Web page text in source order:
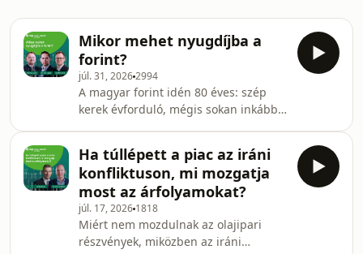
Mikor mehet nyugdíjba a
forint?
júl. 31, 20262994
A magyar forint idén 80 éves: szép
kerek évforduló, mégis sokan inkább
is az euróbevezetésen, ám ehhez
rendkívül szigorú kritériumokat kell
teljesíteni az államadósság, az infláció
és a költségvetési hiány terén. Az
epizódban szóba kerül még az is,
hogy ki lehet a Hormuzi-szoros körüli
Ha túllépett a piac az iráni
konfliktuson, mi mozgatja
most az árfolyamokat?
júl. 17, 2026 1818
Miért nem mozdulnak az olajipari
részvények, miközben az iráni